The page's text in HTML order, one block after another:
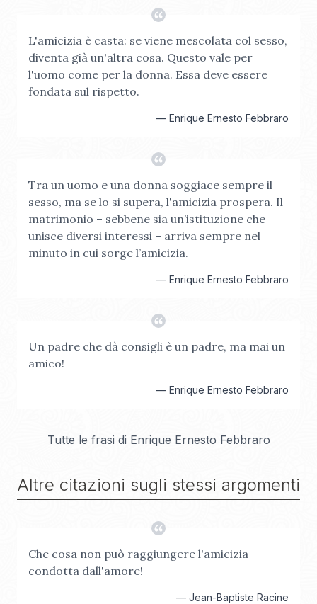
L'amicizia è casta: se viene mescolata col sesso,
diventa già un'altra cosa. Questo vale per
l'uomo come per la donna. Essa deve essere
fondata sul rispetto.
— Enrique Ernesto Febbraro
Tra un uomo e una donna soggiace sempre il
sesso, ma se lo si supera, l'amicizia prospera. Il
matrimonio – sebbene sia un’istituzione che
unisce diversi interessi – arriva sempre nel
minuto in cui sorge l’amicizia.
— Enrique Ernesto Febbraro
Un padre che dà consigli è un padre, ma mai un
amico!
— Enrique Ernesto Febbraro
Tutte le frasi di Enrique Ernesto Febbraro
Altre citazioni sugli stessi argomenti
Che cosa non può raggiungere l'amicizia
condotta dall'amore!
— Jean-Baptiste Racine